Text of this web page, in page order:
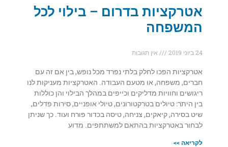
אטרקציות בדרום – בילוי לכל
המשפחה
24 ביוני 2019 אין תגובות
אטרקציות הפכו לחלק בלתי נפרד מכל נופש, בין אם זה עם
חברים, משפחה, או מטעם העבודה. האטרקציות מעניקות לנו
ריגושים וחוויות מדליקים וכייפים במהלך הבילוי והן כוללות
בין היתר: טיולים בטרקטורונים, טיולי אופניים, סירות פדלים,
שיט בסירה, קיאקים, צניחה, טיסה בכדור פורח ועוד. כך שניתן
לבחור באטרקציות בהתאם למשתתפים. מדוע
לקריאה >>